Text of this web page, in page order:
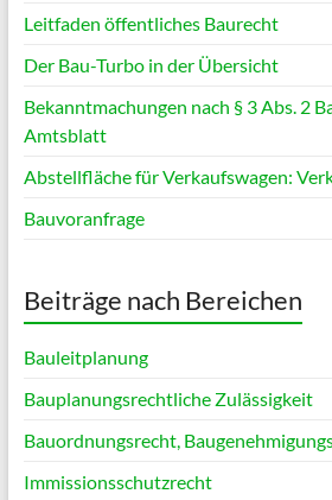
Leitfaden öffentliches Baurecht
Der Bau-Turbo in der Übersicht
Bekanntmachungen nach § 3 Abs. 2
Amtsblatt
Abstellfläche für Verkaufswagen:
Bauvoranfrage
Beiträge nach Bereichen
Bauleitplanung
Bauplanungsrechtliche Zulässigkeit
Bauordnungsrecht,
Immissionsschutzrecht